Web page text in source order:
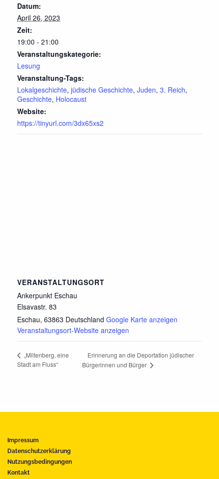
Datum:
April 26, 2023
Zeit:
19:00 - 21:00
Veranstaltungskategorie:
Lesung
Veranstaltung-Tags:
Lokalgeschichte, jüdische Geschichte, Juden, 3. Reich,
Geschichte, Holocaust
Website:
https://tinyurl.com/3dx65xs2
VERANSTALTUNGSORT
Ankerpunkt Eschau
Elsavastr. 83
Eschau, 63863 Deutschland Google Karte anzeigen
Veranstaltungsort-Website anzeigen
„Miltenberg, eine
Stadt am Fluss“
Erinnerung an die Deportation jüdischer
Bürgerinnen und Bürger
Impressum
Datenschutzerklärung
Nutzungsbedingungen
Kontakt